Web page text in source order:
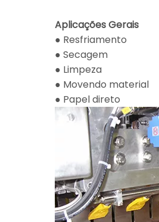
Aplicações Gerais
● Resfriamento
● Secagem
● Limpeza
● Movendo material
● Papel direto